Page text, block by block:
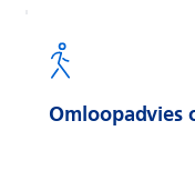
Omloopadvies